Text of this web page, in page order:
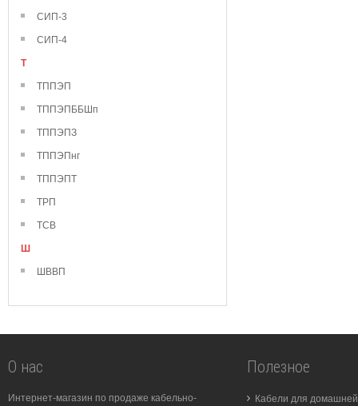
СИП-3
СИП-4
Т
ТППЭП
ТППЭПББШп
ТППЭПЗ
ТППЭПнг
ТППЭПТ
ТРП
ТСВ
Ш
ШВВП
О нас
Интернет-магазин по продаже кабельно-
Полезное
Кабели для